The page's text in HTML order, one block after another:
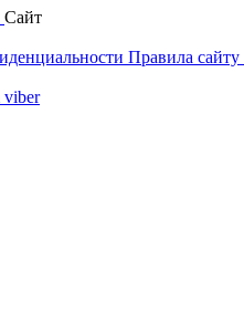
Сайт
Правила сайту
viber